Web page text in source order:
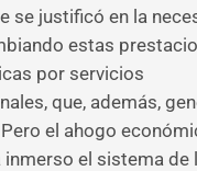
se justificó en la
estas
por servicios
que, además,
el ahogo
inmerso el sistema de